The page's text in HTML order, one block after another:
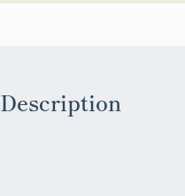
Description